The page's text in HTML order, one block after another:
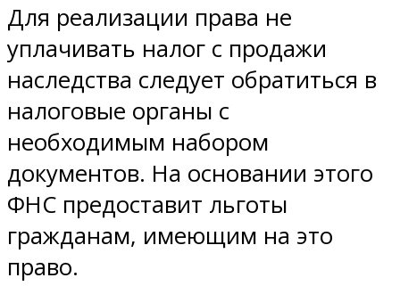
Для реализации права не
уплачивать налог с продажи
наследства следует обратиться в
налоговые органы с
необходимым набором
документов. На основании этого
ФНС предоставит льготы
гражданам, имеющим на это
право.